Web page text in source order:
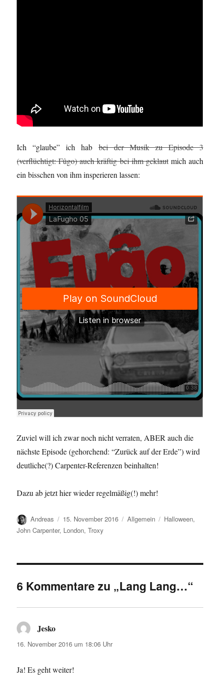
Ich “glaube” ich habbei der Musik zu Episode 3
(verflüchtigt: Fûgo) auch kräftig bei ihm geklautmich auch
ein bisschen von ihm insperieren lassen:
Zuviel will ich zwar noch nicht verraten, ABER auch die
nächste Episode (gehorchend: “Zurück auf der Erde”) wird
deutliche(?) Carpenter-Referenzen beinhalten!
Dazu ab jetzt hier wieder regelmäßig(!) mehr!
Autor
Andreas
Veröffentlicht
am
15. November 2016 Kategorien
Allgemein Schlagwörter
Halloween,
John Carpenter, London,Troxy
6 Kommentare zu „Lang Lang…“
Jesko
16. November 2016 um 18:06 Uhr
Ja! Es geht weiter!